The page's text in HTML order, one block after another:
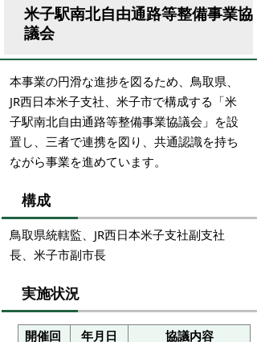
米子駅南北自由通路等整備事業協
議会
本事業の円滑な進捗を図るため、鳥取県、
JR西日本米子支社、米子市で構成する「米
子駅南北自由通路等整備事業協議会」を設
置し、三者で連携を図り、共通認識を持ち
ながら事業を進めています。
構成
鳥取県統轄監、JR西日本米子支社副支社
長、米子市副市長
実施状況
開催回 年月日 協議内容